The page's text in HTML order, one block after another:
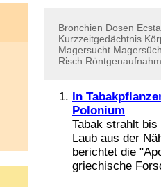
Bronchien Dosen
Kurzzeitgedächtnis
Magersucht
Risch
In
Polonium
Tabak strahlt
Laub aus der
berichtet die
griechische